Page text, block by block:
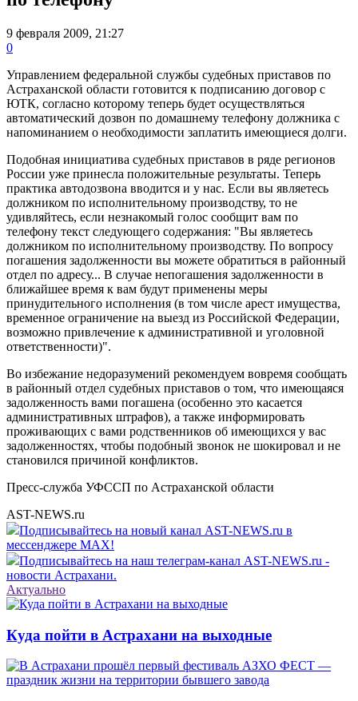
9 февраля 2009, 21:27
0
Управлением федеральной службы судебных приставов по
Астраханской области готовится к подписанию договор с
ЮТК, согласно которому теперь будет осуществляться
автоматический дозвон по домашнему телефону должника с
напоминанием о необходимости заплатить имеющиеся долги.
Подобная инициатива судебных приставов в ряде регионов
России уже принесла положительные результаты. Теперь
практика автодозвона вводится и у нас. Если вы являетесь
должником по исполнительному производству, то не
удивляйтесь, если незнакомый голос сообщит вам по
телефону текст следующего содержания: "Вы являетесь
должником по исполнительному производству. По вопросу
погашения задолженности вы можете обратиться в районный
отдел по адресу... В случае непогашения задолженности в
ближайшее время к вам будут применены меры
принудительного исполнения (в том числе арест имущества,
временное ограничение на выезд из Российской Федерации,
возможно привлечение к административной и уголовной
ответственности)".
Во избежание недоразумений рекомендуем вовремя сообщать
в районный отдел судебных приставов о том, что имеющаяся
задолженность вами погашена (особенно это касается
административных штрафов), а также информировать
проживающих с вами родственников об имеющихся у вас
задолженностях, чтобы подобный звонок не шокировал и не
становился причиной конфликтов.
Пресс-служба УФССП по Астраханской области
AST-NEWS.ru
Подписывайтесь на новый канал AST-NEWS.ru в
мессенджере MAX!
Подписывайтесь на наш телеграм-канал AST-NEWS.ru -
новости Астрахани.
Актуально
Куда пойти в Астрахани на выходные